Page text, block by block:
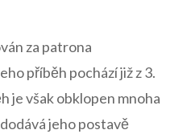
za patrona‍
příběh pochází již z 3.
je​ však obklopen mnoha
jeho postavě